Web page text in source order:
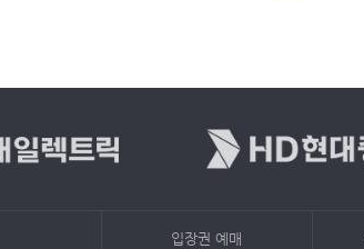
입장권 예매